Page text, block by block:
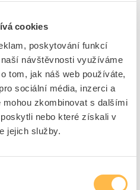
cookies
poskytování funkcí
návštěvnosti využíváme
tom, jak náš web používáte,
sociální média, inzerci a
zkombinovat s dalšími
nebo které získali v
jejich služby.
(třída 1B)
vyměnitelná
opál